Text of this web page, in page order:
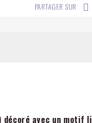
PARTAGER SUR
avec un motif